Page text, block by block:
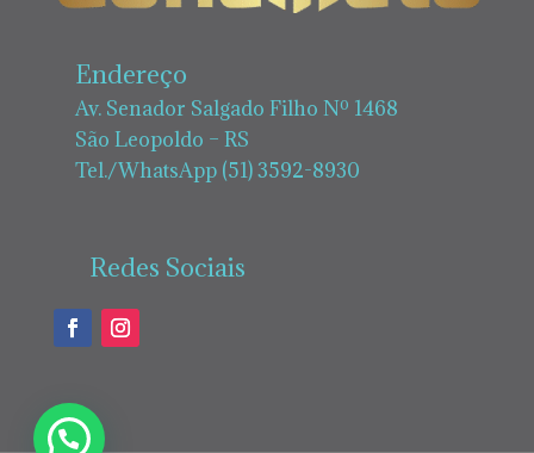
Endereço
Av. Senador Salgado Filho Nº 1468
São Leopoldo – RS
Tel./WhatsApp (51) 3592-8930
Redes Sociais